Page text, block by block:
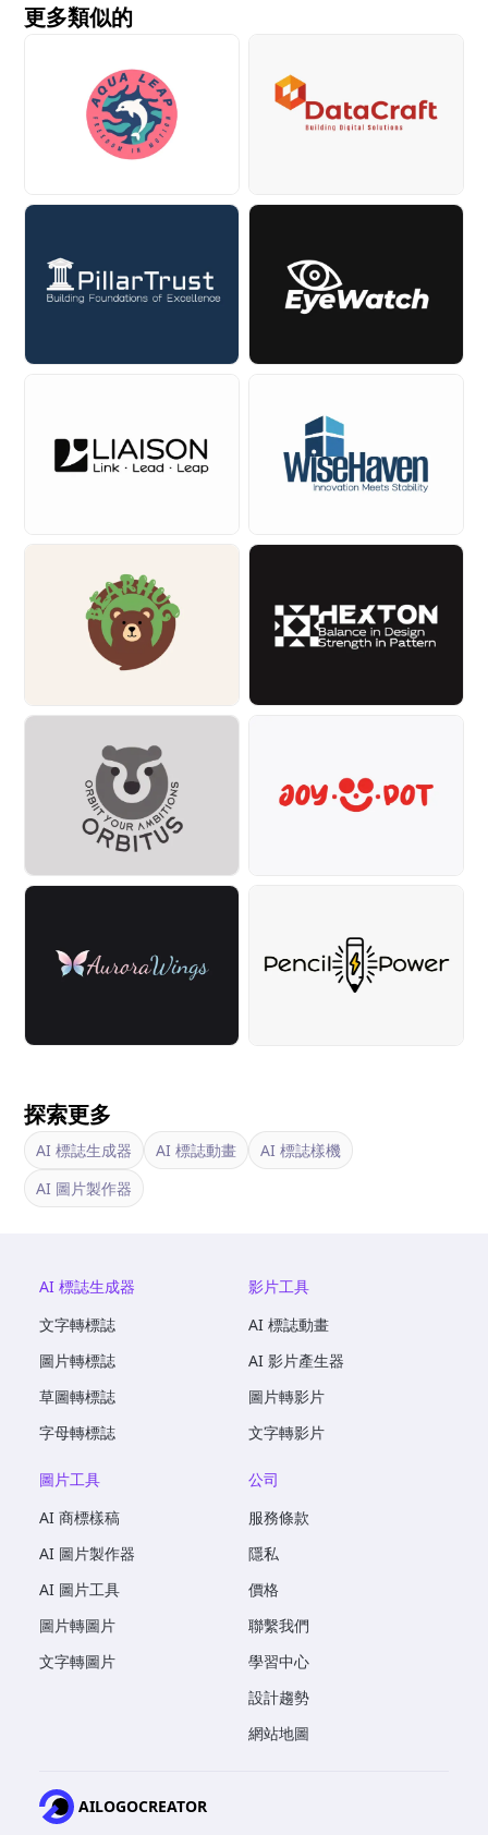
更多類似的
探索更多
AI 標誌生成器 AI 標誌動畫
AI 標誌樣機
AI 圖片製作器
AI 標誌生成器
文字轉標誌
圖片轉標誌
草圖轉標誌
字母轉標誌
影片工具
AI 標誌動畫
AI 影片產生器
圖片轉影片
文字轉影片
圖片工具
AI 商標樣稿
AI 圖片製作器
AI 圖片工具
圖片轉圖片
文字轉圖片
公司
服務條款
隱私
價格
聯繫我們
學習中心
設計趨勢
網站地圖
AILOGOCREATOR